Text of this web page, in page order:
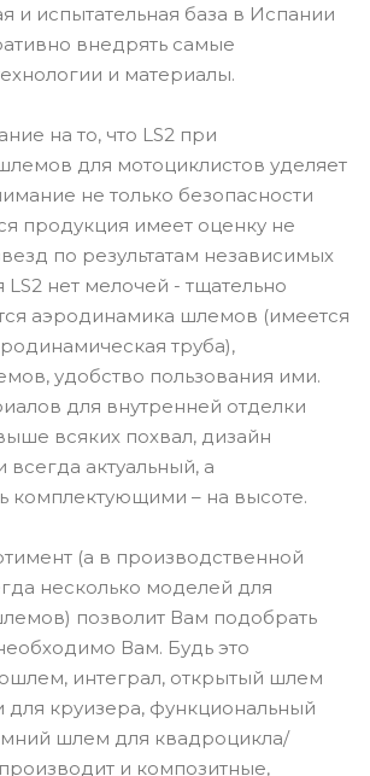
и испытательная база в Испании
внедрять самые
и материалы.
на то, что LS2 при
для мотоциклистов уделяет
не только безопасности
продукция имеет оценку не
по результатам независимых
LS2 нет мелочей - тщательно
аэродинамика шлемов (имеется
труба),
удобство пользования ими.
для внутренней отделки
всяких похвал, дизайн
актуальный, а
комплектующими – на высоте.
(а в производственной
несколько моделей для
позволит Вам подобрать
Вам. Будь это
интеграл, открытый шлем
для круизера, функциональный
шлем для квадроцикла/
и композитные,